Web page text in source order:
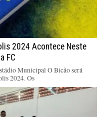
2024 Acontece Neste
FC
Municipal O Bicão será
2024. Os